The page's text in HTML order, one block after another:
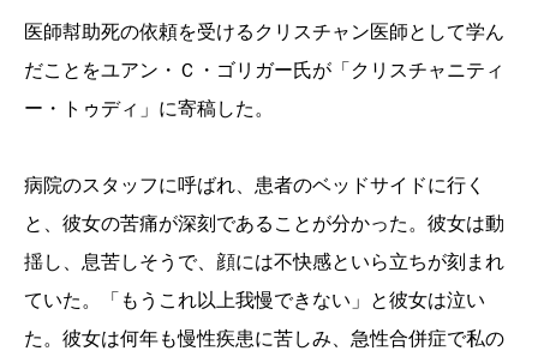
医師幇助死の依頼を受けるクリスチャン医師として学ん
だことをユアン・Ｃ・ゴリガー氏が「クリスチャニティ
ー・トゥディ」に寄稿した。
病院のスタッフに呼ばれ、患者のベッドサイドに行く
と、彼女の苦痛が深刻であることが分かった。彼女は動
揺し、息苦しそうで、顔には不快感といら立ちが刻まれ
ていた。「もうこれ以上我慢できない」と彼女は泣い
た。彼女は何年も慢性疾患に苦しみ、急性合併症で私の